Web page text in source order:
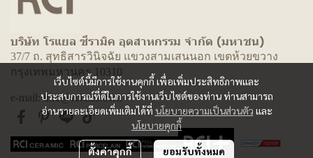
เว็บไซต์นี้มีการใช้งานคุกกี้ เพื่อเพิ่มประสิทธิภาพและ
ประสบการณ์ที่ดีในการใช้งานเว็บไซต์ของท่าน ท่านสามารถ
อ่านรายละเอียดเพิ่มเติมได้ที่ นโยบายความเป็นส่วนตัว และ
นโยบายคุกกี้
ตั้งค่าคุกกี้ ยอมรับทั้งหมด
บริษัท โรแยล ซีรามิค อุตสาหกรรม จำกัด (มหาชน)
37/7 ถ. สุทธิสารวินิจฉัย แขวงสามเสนนอก เขตห้วยขวาง
กรุงเทพมหานคร 10310
e-mail: info@rcitiles.com